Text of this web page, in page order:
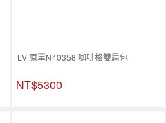
LV 原單N40358 咖啡格雙肩包
NT$5300